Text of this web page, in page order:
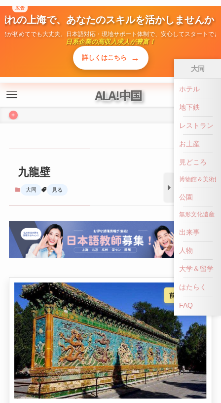
広告
れの上海で、あなたのスキルを活かしませんか
が初めてでも大丈夫。日本語対応・現地サポート体制で、安心してスタートで
日系企業の高収入求人が豊富！
詳しくはこちら
ALA!中国
+
九龍壁
前へ戻る
写真がきれいでない or 表示されない場合は、こちらをクリックして！
👎 NG！ 👍 いいね！
大同
ホテル
地下鉄
レストラン
お土産
見どころ
博物館＆美術館
公園
無形文化遺産
出来事
人物
大学＆留学
はたらく
FAQ